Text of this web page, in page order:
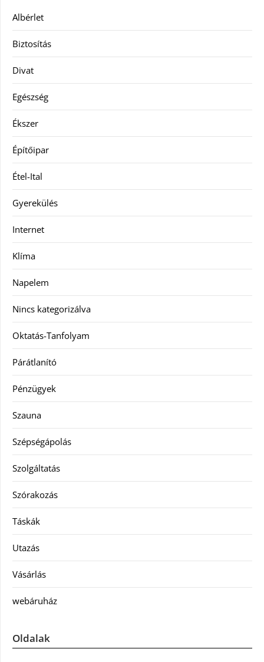
Albérlet
Biztosítás
Divat
Egészség
Ékszer
Építőipar
Étel-Ital
Gyerekülés
Internet
Klíma
Napelem
Nincs kategorizálva
Oktatás-Tanfolyam
Párátlanító
Pénzügyek
Szauna
Szépségápolás
Szolgáltatás
Szórakozás
Táskák
Utazás
Vásárlás
webáruház
Oldalak